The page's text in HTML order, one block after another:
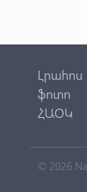
Լրահոս
ֆոտո
ՀԱՕԿ
© 2026